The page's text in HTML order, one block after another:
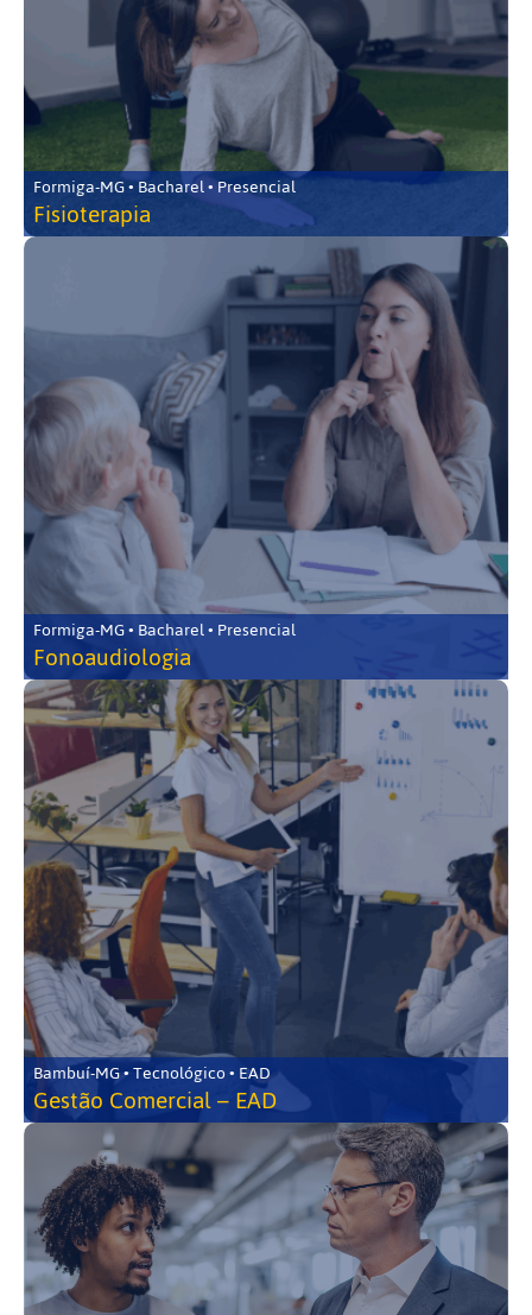
Formiga-MG • Bacharel • Presencial
Fisioterapia
Formiga-MG • Bacharel • Presencial
Fonoaudiologia
Bambuí-MG • Tecnológico • EAD
Gestão Comercial – EAD